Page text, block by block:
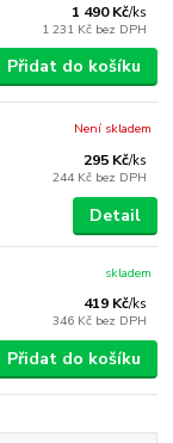
1 490 Kč/ks
1 231 Kč bez DPH
Přidat do košíku
295 Kč/ks
244 Kč bez DPH
Není skladem
Detail
419 Kč/ks
346 Kč bez DPH
skladem
Přidat do košíku